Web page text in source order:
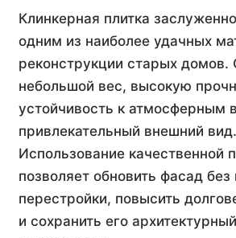
Клинкерная плитка
одним из наиболее удачных
реконструкции старых домов.
небольшой вес, высокую
устойчивость к атмосферным
привлекательный внешний вид.
Использование качественной
позволяет обновить фасад без
перестройки, повысить
и сохранить его